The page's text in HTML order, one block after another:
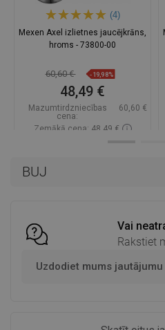
BUJ
Vai
Rakstiet
Uzdodiet mums jautājumu
(4)
Mexen Axel izlietnes jaucējkrāns,
hroms - 73800-00
60,60 € -19,98%
48,49 €
Mazumtirdzniecības
cena:
60,60 €
Zemākā cena: 48,49 €